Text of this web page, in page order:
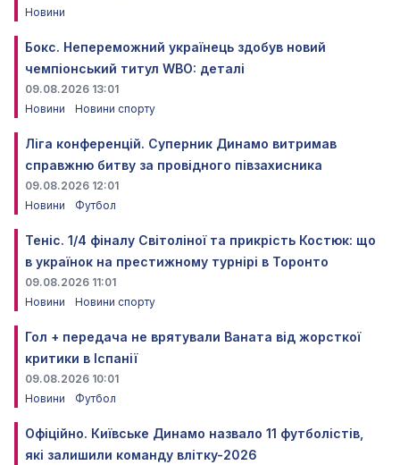
Новини
Бокс. Непереможний українець здобув новий
чемпіонський титул WBO: деталі
09.08.2026 13:01
Новини
Новини спорту
Ліга конференцій. Суперник Динамо витримав
справжню битву за провідного півзахисника
09.08.2026 12:01
Новини
Футбол
Теніс. 1/4 фіналу Світоліної та прикрість Костюк: що
в українок на престижному турнірі в Торонто
09.08.2026 11:01
Новини
Новини спорту
Гол + передача не врятували Ваната від жорсткої
критики в Іспанії
09.08.2026 10:01
Новини
Футбол
Офіційно. Київське Динамо назвало 11 футболістів,
які залишили команду влітку-2026